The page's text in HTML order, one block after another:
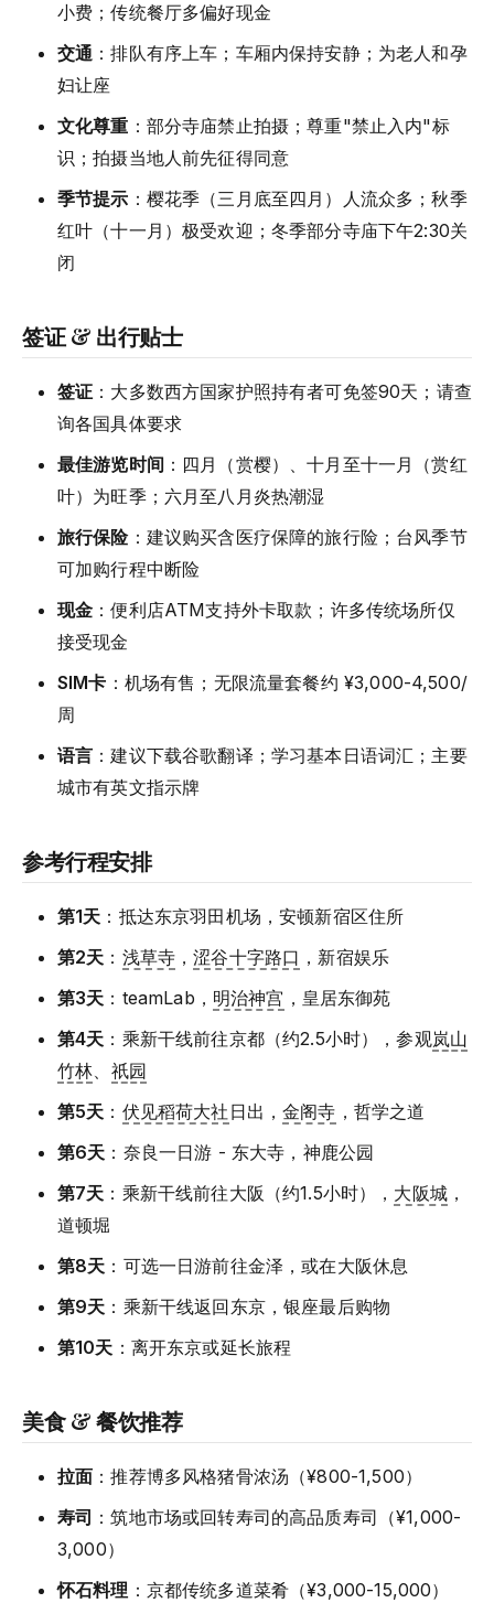
小费；传统餐厅多偏好现金
交通 ：排队有序上车；车厢内保持安静；为老人和孕
妇让座
文化尊重 ：部分寺庙禁止拍摄；尊重"禁止入内"标
识；拍摄当地人前先征得同意
季节提示 ：樱花季（三月底至四月）人流众多；秋季
红叶（十一月）极受欢迎；冬季部分寺庙下午2:30关
闭
签证 & 出行贴士
签证 ：大多数西方国家护照持有者可免签90天；请查
询各国具体要求
最佳游览时间 ：四月（赏樱）、十月至十一月（赏红
叶）为旺季；六月至八月炎热潮湿
旅行保险：建议购买含医疗保障的旅行险；台风季节
可加购行程中断险
现金 ：便利店ATM支持外卡取款；许多传统场所仅
接受现金
SIM卡 ：机场有售；无限流量套餐约 ¥3,000-4,500/
周
语言 ：建议下载谷歌翻译；学习基本日语词汇；主要
城市有英文指示牌
参考行程安排
第1天 ：抵达东京羽田机场，安顿新宿区住所
第2天 ： 浅草寺 ，涩谷十字路口 ，新宿娱乐
第3天 ：teamLab， 明治神宫 ，皇居东御苑
第4天 ：乘新干线前往京都（约2.5小时），参观岚山
竹林、 祇园
第5天 ： 伏见稻荷大社 日出，金阁寺 ，哲学之道
第6天 ：奈良一日游 - 东大寺，神鹿公园
第7天 ：乘新干线前往大阪（约1.5小时）， 大阪城，
道顿堀
第8天 ：可选一日游前往金泽，或在大阪休息
第9天 ：乘新干线返回东京，银座最后购物
第10天 ：离开东京或延长旅程
美食 & 餐饮推荐
拉面 ：推荐博多风格猪骨浓汤（¥800-1,500）
寿司 ：筑地市场或回转寿司的高品质寿司（¥1,000-
3,000）
怀石料理 ：京都传统多道菜肴（¥3,000-15,000）